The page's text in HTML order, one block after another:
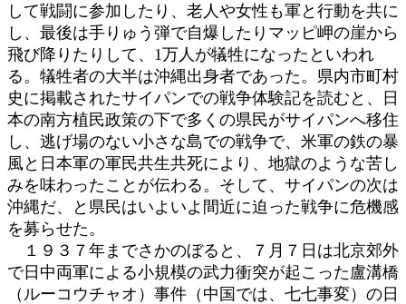
して戦闘に参加したり、老人や女性も軍と行動を共に
し、最後は手りゅう弾で自爆したりマッピ岬の崖から
飛び降りたりして、1万人が犠牲になったといわれ
る。犠牲者の大半は沖縄出身者であった。県内市町村
史に掲載されたサイパンでの戦争体験記を読むと、日
本の南方植民政策の下で多くの県民がサイパンへ移住
し、逃げ場のない小さな島での戦争で、米軍の鉄の暴
風と日本軍の軍民共生共死により、地獄のような苦し
みを味わったことが伝わる。そして、サイパンの次は
沖縄だ、と県民はいよいよ間近に迫った戦争に危機感
を募らせた。
１９３７年までさかのぼると、７月７日は北京郊外
で日中両軍による小規模の武力衝突が起こった盧溝橋
（ルーコウチャオ）事件（中国では、七七事変）の日